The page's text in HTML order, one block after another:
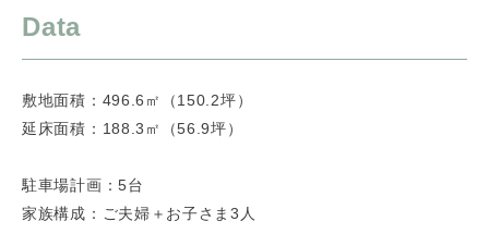
Data
敷地面積：496.6㎡（150.2坪）
延床面積：188.3㎡（56.9坪）
駐車場計画：5台
家族構成：ご夫婦＋お子さま3人